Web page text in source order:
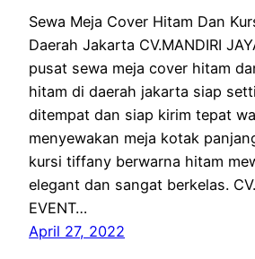
Sewa Meja Cover Hitam Dan
Daerah Jakarta CV.MANDIRI
pusat sewa meja cover hitam
hitam di daerah jakarta siap
ditempat dan siap kirim tepat
menyewakan meja kotak
kursi tiffany berwarna hitam
elegant dan sangat berkelas.
EVENT…
April 27, 2022